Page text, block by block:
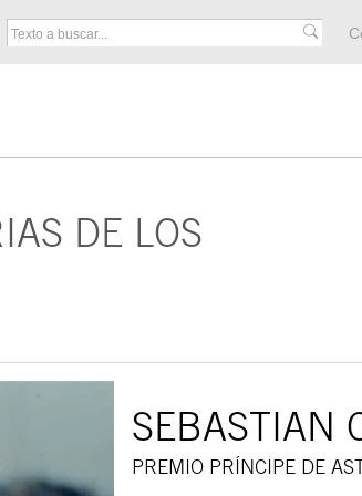
DE LOS
SEBASTIAN
PREMIO PRÍNCIPE DE